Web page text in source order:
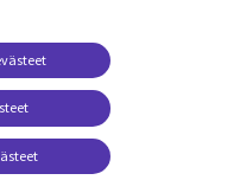
Käyttöehdot